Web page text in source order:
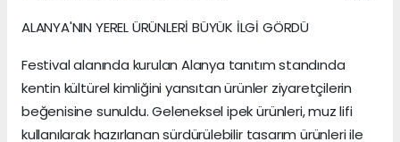
ALANYA'NIN YEREL ÜRÜNLERİ BÜYÜK İLGİ GÖRDÜ
Festival alanında kurulan Alanya tanıtım standında
kentin kültürel kimliğini yansıtan ürünler ziyaretçilerin
beğenisine sunuldu. Geleneksel ipek ürünleri, muz lifi
kullanılarak hazırlanan sürdürülebilir tasarım ürünleri ile